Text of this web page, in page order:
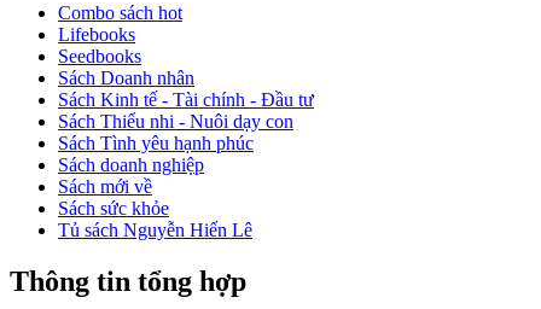
Combo sách hot
Lifebooks
Seedbooks
Sách Doanh nhân
Sách Kinh tế - Tài chính - Đầu tư
Sách Thiếu nhi - Nuôi dạy con
Sách Tình yêu hạnh phúc
Sách doanh nghiệp
Sách mới về
Sách sức khỏe
Tủ sách Nguyễn Hiến Lê
Thông tin tổng hợp